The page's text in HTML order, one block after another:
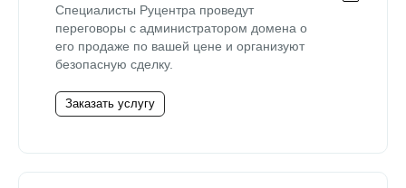
Специалисты Руцентра проведут
переговоры с администратором домена о
его продаже по вашей цене и организуют
безопасную сделку.
Заказать услугу